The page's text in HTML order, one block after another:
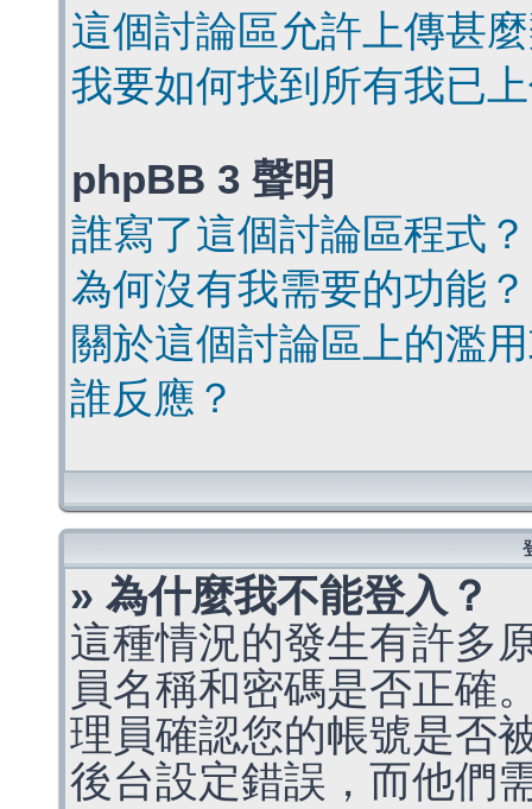
這個討論區允許上傳甚
我要如何找到所有我已
phpBB 3 聲明
誰寫了這個討論區程式？
為何沒有我需要的功能？
關於這個討論區上的濫
誰反應？
» 為什麼我不能登入？
這種情況的發生有許多
員名稱和密碼是否正確
理員確認您的帳號是否
後台設定錯誤，而他們